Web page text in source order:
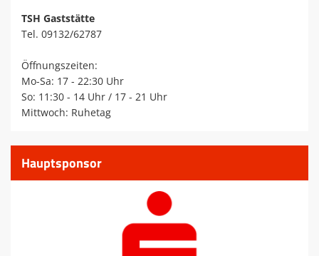
TSH Gaststätte
Tel. 09132/62787
Öffnungszeiten:
Mo-Sa: 17 - 22:30 Uhr
So: 11:30 - 14 Uhr / 17 - 21 Uhr
Mittwoch: Ruhetag
Hauptsponsor